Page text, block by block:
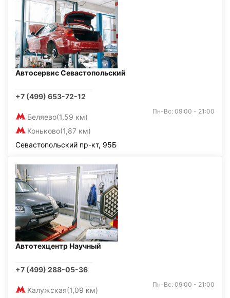
Автосервис Севастопольский
+7 (499) 653-72-12
Беляево(1,59 км)
Коньково(1,87 км)
Пн-Вс: 09:00 - 21:00
Севастопольский пр-кт, 95Б
Автотехцентр Научный
+7 (499) 288-05-36
Калужская(1,09 км)
Пн-Вс: 09:00 - 21:00